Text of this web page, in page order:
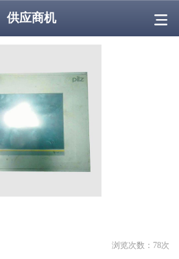
供应商机
浏览次数： 78次